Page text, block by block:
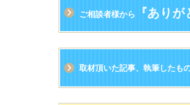
ご相談者様から 『ありが
取材頂いた記事、執筆したも